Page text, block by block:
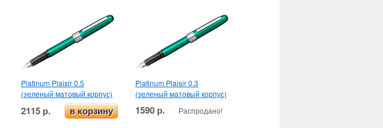
Platinum Plaisir 0.5
(зеленый матовый корпус)
2115 р. в корзину
Platinum Plaisir 0.3
(зеленый матовый корпус)
1590 р. Распродано!